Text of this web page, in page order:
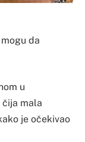
da
u
čija mala
je očekivao